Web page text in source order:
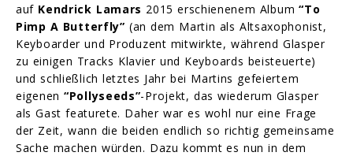
auf Kendrick Lamars 2015 erschienenem Album“To
Pimp A Butterfly” (an dem Martin als Altsaxophonist,
Keyboarder und Produzent mitwirkte, während Glasper
zu einigen Tracks Klavier und Keyboards beisteuerte)
und schließlich letztes Jahr bei Martins gefeiertem
eigenen“Pollyseeds”-Projekt, das wiederum Glasper
als Gast featurete. Daher war es wohl nur eine Frage
der Zeit, wann die beiden endlich so richtig gemeinsame
Sache machen würden. Dazu kommt es nun in dem